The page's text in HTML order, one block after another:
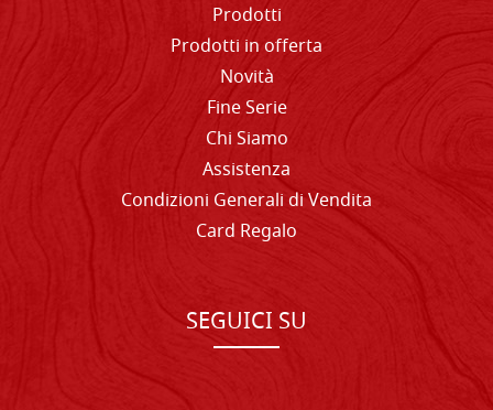
Prodotti
Prodotti in offerta
Novità
Fine Serie
Chi Siamo
Assistenza
Condizioni Generali di Vendita
Card Regalo
SEGUICI SU